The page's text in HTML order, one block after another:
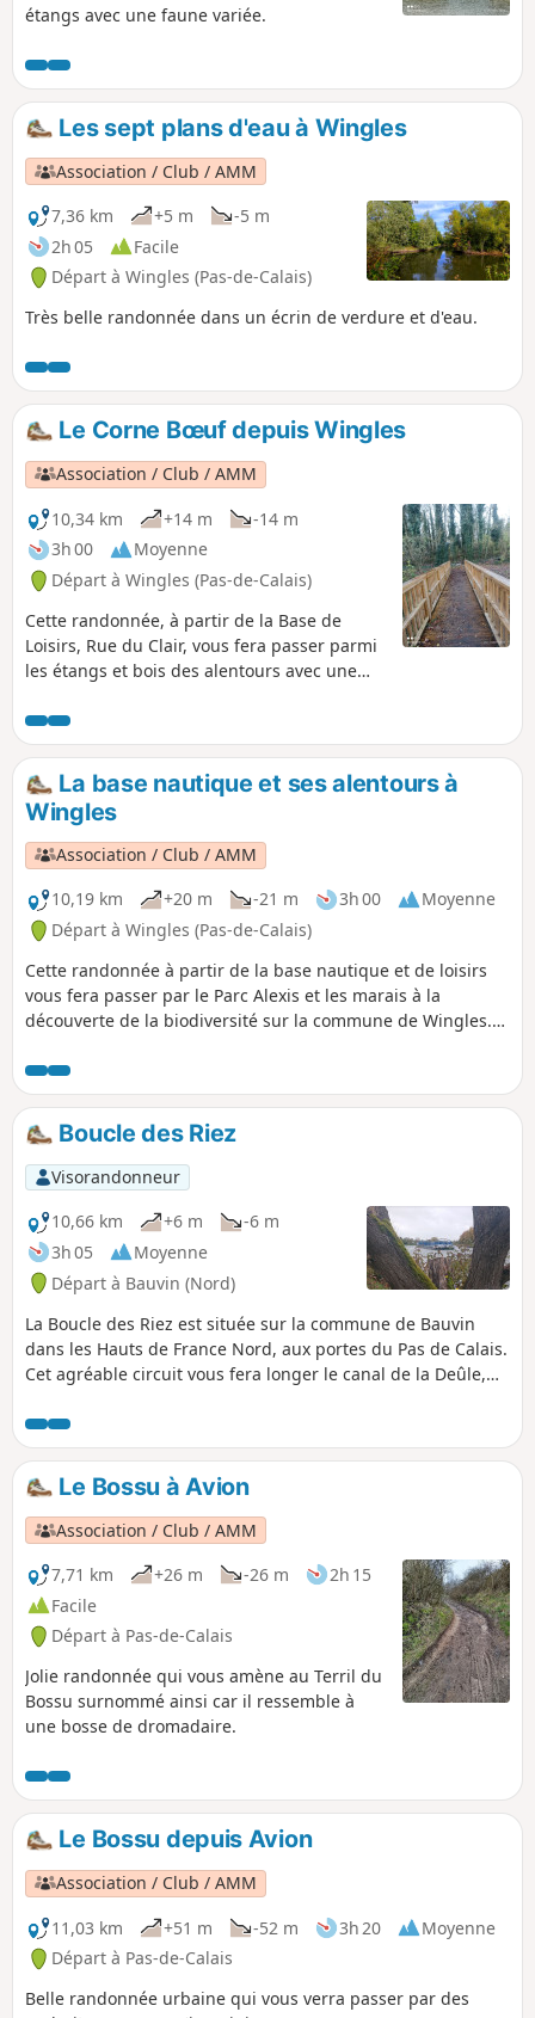
étangs avec une faune variée.
Les sept plans d'eau à Wingles
Association / Club / AMM
7,36 km
+5 m
-5 m
2h 05
Facile
Départ à Wingles (Pas-de-Calais)
Très belle randonnée dans un écrin de verdure et d'eau.
Le Corne Bœuf depuis Wingles
Association / Club / AMM
10,34 km
+14 m
-14 m
3h 00
Moyenne
Départ à Wingles (Pas-de-Calais)
Cette randonnée, à partir de la Base de
Loisirs, Rue du Clair, vous fera passer parmi
les étangs et bois des alentours avec une
montées sans oublier le Flot de Wingles
La base nautique et ses alentours à
Wingles
Association / Club / AMM
10,19 km
+20 m -21 m 3h 00
Moyenne
Départ à Wingles (Pas-de-Calais)
Cette randonnée à partir de la base nautique et de loisirs
vous fera passer par le Parc Alexis et les marais à la
découverte de la biodiversité sur la commune de Wingles.
s'avérer utile au vu des nombreux chemins présents.
Boucle des Riez
Visorandonneur
10,66 km
+6 m
-6 m
3h 05
Moyenne
Départ à Bauvin (Nord)
La Boucle des Riez est située sur la commune de Bauvin
dans les Hauts de France Nord, aux portes du Pas de Calais.
Cet agréable circuit vous fera longer le canal de la Deûle,
saules. Au bord des étangs, de nombreuses tables de pique
nique y attendent les randonneurs.
Le Bossu à Avion
Association / Club / AMM
7,71 km
+26 m -26 m
2h 15
Facile
Départ à Pas-de-Calais
Jolie randonnée qui vous amène au Terril du
Bossu surnommé ainsi car il ressemble à
une bosse de dromadaire.
Le Bossu depuis Avion
Association / Club / AMM
11,03 km
+51 m -52 m 3h 20
Moyenne
Départ à Pas-de-Calais
Belle randonnée urbaine qui vous verra passer par des